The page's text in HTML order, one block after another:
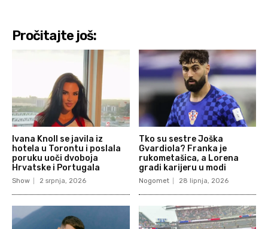
Pročitajte još:
Ivana Knoll se javila iz
hotela u Torontu i poslala
poruku uoči dvoboja
Hrvatske i Portugala
Show 2 srpnja, 2026
Tko su sestre Joška
Gvardiola? Franka je
rukometašica, a Lorena
gradi karijeru u modi
Nogomet 28 lipnja, 2026